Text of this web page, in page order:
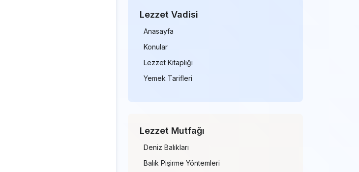
Lezzet Vadisi
Anasayfa
Konular
Lezzet Kitaplığı
Yemek Tarifleri
Lezzet Mutfağı
Deniz Balıkları
Balık Pişirme Yöntemleri